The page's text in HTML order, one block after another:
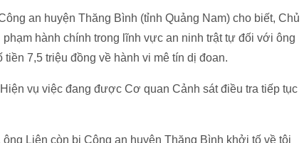
an huyện Thăng Bình (tỉnh Quảng Nam) cho biết, Chủ
hành chính trong lĩnh vực an ninh trật tự đối với ông
7,5 triệu đồng về hành vi mê tín dị đoan.
vụ việc đang được Cơ quan Cảnh sát điều tra tiếp tục
Liên còn bị Công an huyện Thăng Bình khởi tố về tội